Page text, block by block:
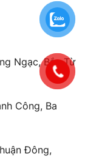
Ngạc, Bắc Từ
Công, Ba
Đông,